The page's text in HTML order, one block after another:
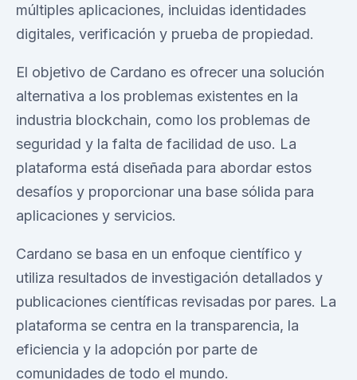
múltiples aplicaciones, incluidas identidades
digitales, verificación y prueba de propiedad.
El objetivo de Cardano es ofrecer una solución
alternativa a los problemas existentes en la
industria blockchain, como los problemas de
seguridad y la falta de facilidad de uso. La
plataforma está diseñada para abordar estos
desafíos y proporcionar una base sólida para
aplicaciones y servicios.
Cardano se basa en un enfoque científico y
utiliza resultados de investigación detallados y
publicaciones científicas revisadas por pares. La
plataforma se centra en la transparencia, la
eficiencia y la adopción por parte de
comunidades de todo el mundo.